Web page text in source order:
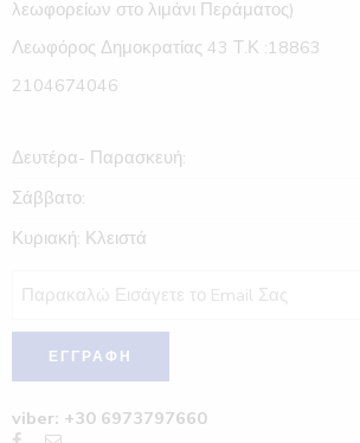
λεωφορείων στο λιμάνι Περάματος)
Λεωφόρος Δημοκρατίας 43 Τ.Κ :18863
2104674046
Δευτέρα- Παρασκευή:
Σάββατο:
Κυριακή: Κλειστά
viber: +30 6973797660